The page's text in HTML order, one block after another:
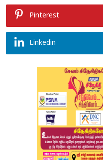
Pinterest
Linkedin